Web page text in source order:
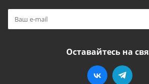
Оставайтесь на